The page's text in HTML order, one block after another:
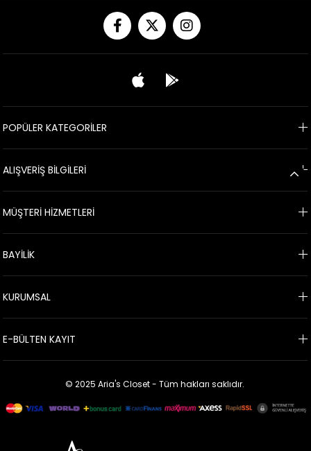
POPÜLER KATEGORİLER
ALIŞVERİŞ BİLGİLERİ
MÜŞTERİ HİZMETLERİ
BAYİLİK
KURUMSAL
E-BÜLTEN KAYIT
© 2025 Aria's Closet - Tüm hakları saklıdır.